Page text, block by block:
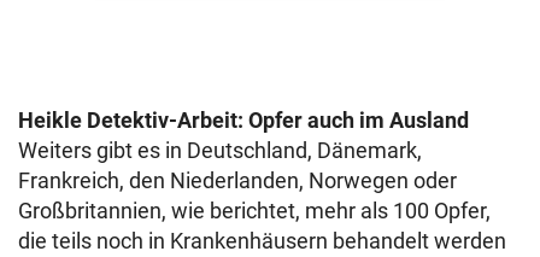
Heikle Detektiv-Arbeit: Opfer auch im Ausland
Weiters gibt es in Deutschland, Dänemark,
Frankreich, den Niederlanden, Norwegen oder
Großbritannien, wie berichtet, mehr als 100 Opfer,
die teils noch in Krankenhäusern behandelt werden